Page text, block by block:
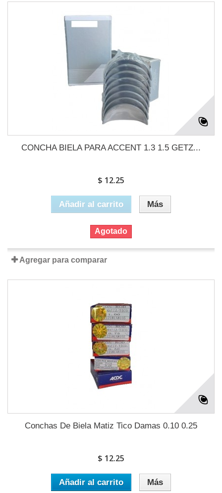
CONCHA BIELA PARA ACCENT 1.3 1.5 GETZ...
$ 12.25
Añadir al carrito Más
Agotado
Agregar para comparar
Conchas De Biela Matiz Tico Damas 0.10 0.25
$ 12.25
Añadir al carrito Más